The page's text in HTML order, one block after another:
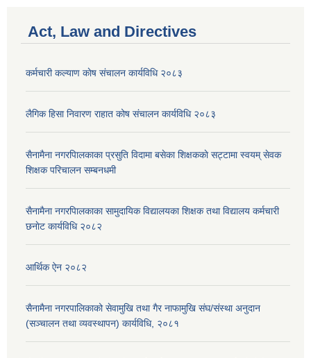
Act, Law and Directives
कर्मचारी कल्याण काेष संचालन कार्यविधि २०८३
लैगिक हिसा निवारण राहात कोष संचालन कार्यविधि २०८३
सैनामैना नगरपािलकाका प्रसुति विदामा बसेका शिक्षककाे सट्टामा स्वयम् सेवक
शिक्षक परिचालन सम्बनधमी
सैनामैना नगरपािलकाका सामुदायिक विद्यालयका शिक्षक तथा विद्यालय कर्मचारी
छनाेट कार्यविधि २०८२
आर्थिक ऐन २०८२
सैनामैना नगरपालिकाको सेवामुखि तथा गैर नाफामुखि संघ/संस्था अनुदान
(सञ्चालन तथा व्यवस्थापन) कार्यविधि, २०८१